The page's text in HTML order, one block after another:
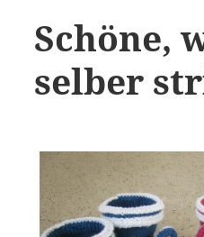
Schöne,
selber